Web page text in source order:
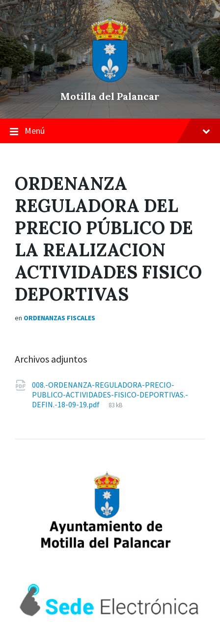
Skip
to
content
Saltar
a
la
navegación
principal
Saltar
a
pie
de
página
Motilla del Palancar
Menú
ORDENANZA
REGULADORA DEL
PRECIO PÚBLICO DE
LA REALIZACION
ACTIVIDADES FISICO
DEPORTIVAS
en ORDENANZAS FISCALES
Archivos adjuntos
008.-ORDENANZA-REGULADORA-PRECIO-
PUBLICO-ACTIVIDADES-FISICO-DEPORTIVAS.-
DEFIN.-18-09-19.pdf
Tamaño
83 kB